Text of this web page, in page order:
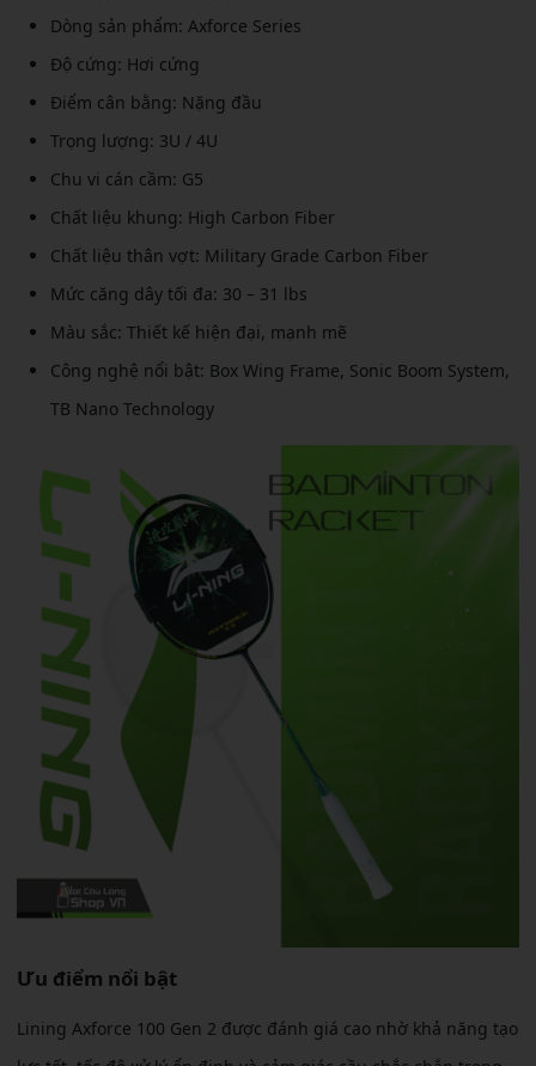
Dòng sản phẩm: Axforce Series
Độ cứng: Hơi cứng
Điểm cân bằng: Nặng đầu
Trọng lượng: 3U / 4U
Chu vi cán cầm: G5
Chất liệu khung: High Carbon Fiber
Chất liệu thân vợt: Military Grade Carbon Fiber
Mức căng dây tối đa: 30 – 31 lbs
Màu sắc: Thiết kế hiện đại, mạnh mẽ
Công nghệ nổi bật: Box Wing Frame, Sonic Boom System,
TB Nano Technology
Ưu điểm nổi bật
Lining Axforce 100 Gen 2 được đánh giá cao nhờ khả năng tạo